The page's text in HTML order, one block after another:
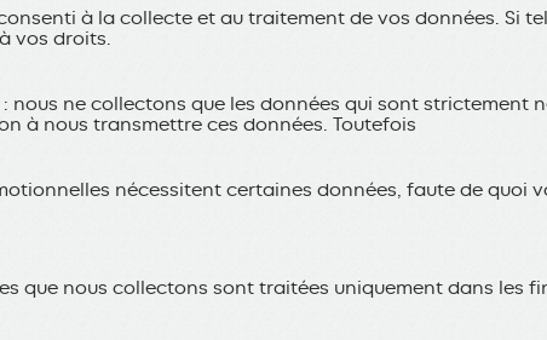
à la collecte et au traitement de vos données. Si
vos droits.
: nous ne collectons que les données qui sont strictement
à nous transmettre ces données. Toutefois
nécessitent certaines données, faute de quoi
que nous collectons sont traitées uniquement dans les